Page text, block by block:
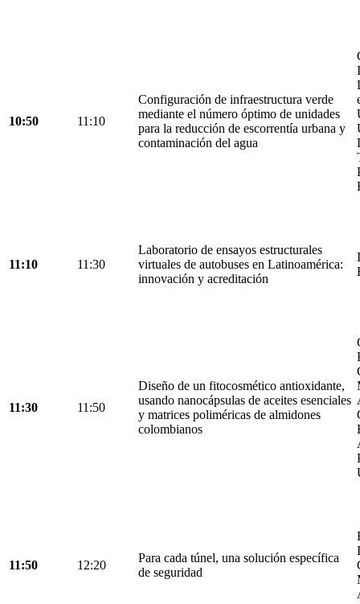
10:50 11:10
Configuración de infraestructura verde
mediante el número óptimo de unidades
para la reducción de escorrentía urbana y
contaminación del agua
11:10 11:30
Laboratorio de ensayos estructurales
virtuales de autobuses en Latinoamérica:
innovación y acreditación
11:30 11:50
Diseño de un fitocosmético antioxidante,
usando nanocápsulas de aceites esenciales
y matrices poliméricas de almidones
colombianos
11:50 12:20
Para cada túnel, una solución específica
de seguridad